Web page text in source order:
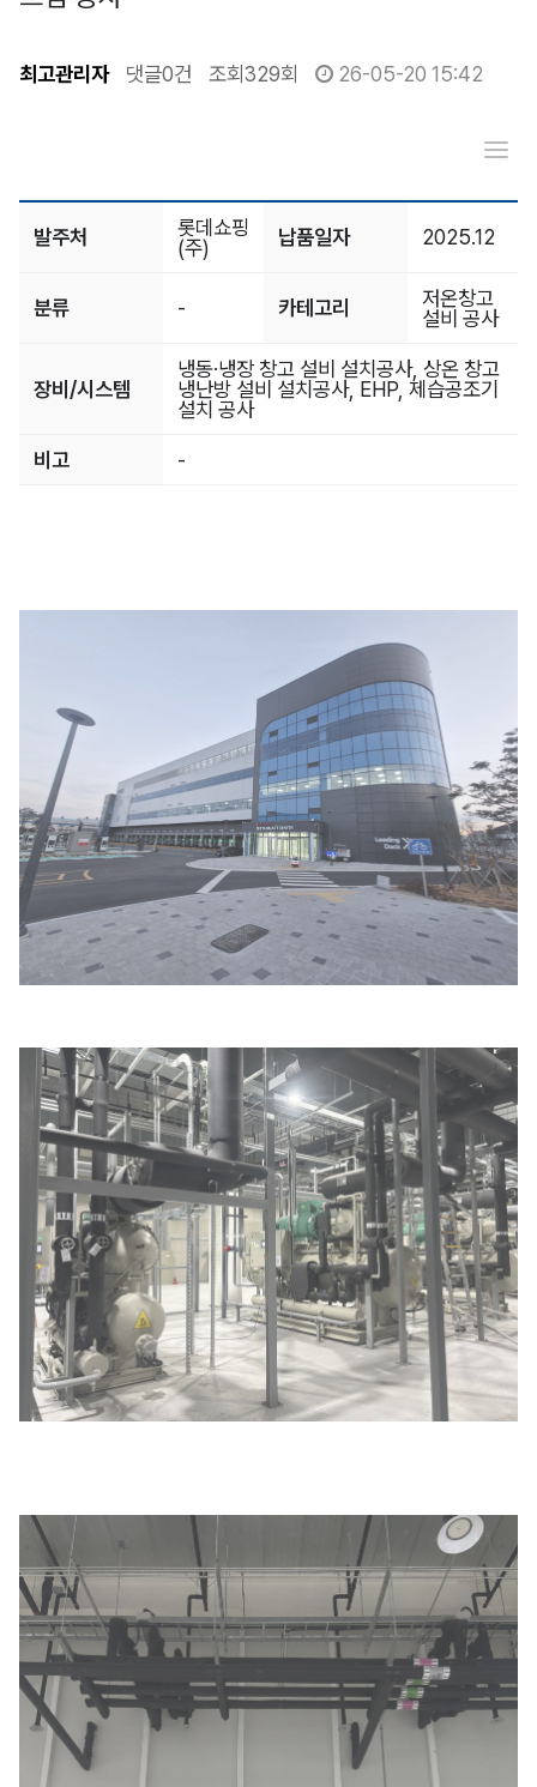
최고관리자 댓글0건 조회329회 26-05-20 15:42
발주처
롯데쇼핑
(주)
납품일자 2025.12
분류 - 카테고리
저온창고
설비 공사
장비/시스템
냉동·냉장 창고 설비 설치공사, 상온 창고
냉난방 설비 설치공사, EHP, 제습공조기
설치 공사
비고
-